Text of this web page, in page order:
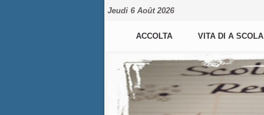
Jeudi 6 Août 2026
ACCOLTA VITA DI A SCOLA